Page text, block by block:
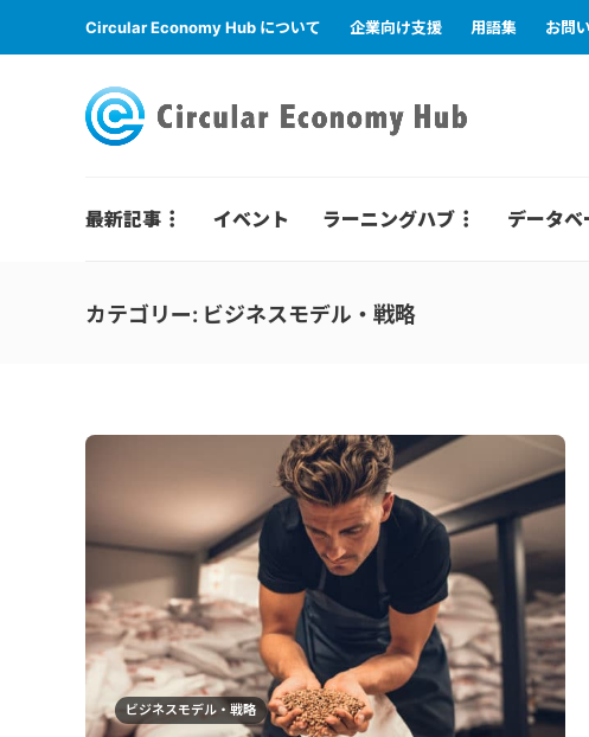
Circular Economy Hub について 企業向け支援 用語集 お問
最新記事 イベント ラーニングハブ データベ
カテゴリー: ビジネスモデル・戦略
ビジネスモデル・戦略